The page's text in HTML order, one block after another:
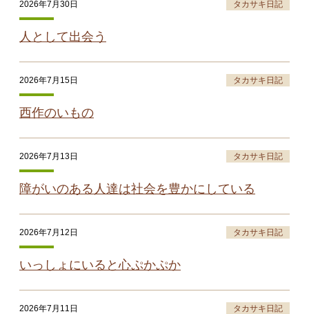
2026年7月30日 タカサキ日記
人として出会う
2026年7月15日 タカサキ日記
西作のいもの
2026年7月13日 タカサキ日記
障がいのある人達は社会を豊かにしている
2026年7月12日 タカサキ日記
いっしょにいると心ぷかぷか
2026年7月11日 タカサキ日記